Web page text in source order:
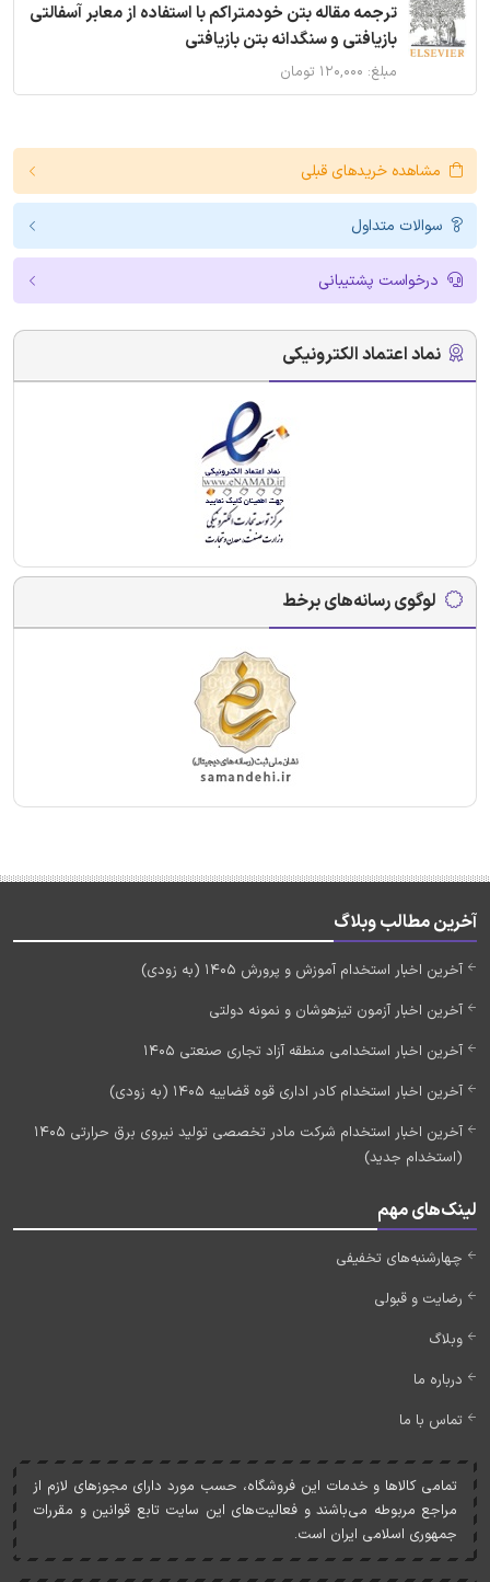
ترجمه مقاله بتن خودمتراکم با استفاده از معابر آسفالتی
بازیافتی و سنگدانه بتن بازیافتی
مبلغ: ۱۲۰,۰۰۰ تومان
مشاهده خریدهای قبلی
سوالات متداول
درخواست پشتیبانی
نماد اعتماد الکترونیکی
لوگوی رسانه‌های برخط
آخرین مطالب وبلاگ
آخرین اخبار استخدام آموزش و پرورش 1405 (به زودی)
آخرین اخبار آزمون تیزهوشان و نمونه دولتی
آخرین اخبار استخدامی منطقه آزاد تجاری صنعتی 1405
آخرین اخبار استخدام کادر اداری قوه قضاییه 1405 (به زودی)
آخرین اخبار استخدام شرکت مادر تخصصی تولید نیروی برق حرارتی 1405
(استخدام جدید)
لینک‌های مهم
چهارشنبه‌های تخفیفی
رضایت و قبولی
وبلاگ
درباره ما
تماس با ما
تمامی کالاها و خدمات اين فروشگاه، حسب مورد دارای مجوزهای لازم از
مراجع مربوطه می‌باشند و فعاليت‌های اين سايت تابع قوانين و مقررات
جمهوری اسلامی ايران است.